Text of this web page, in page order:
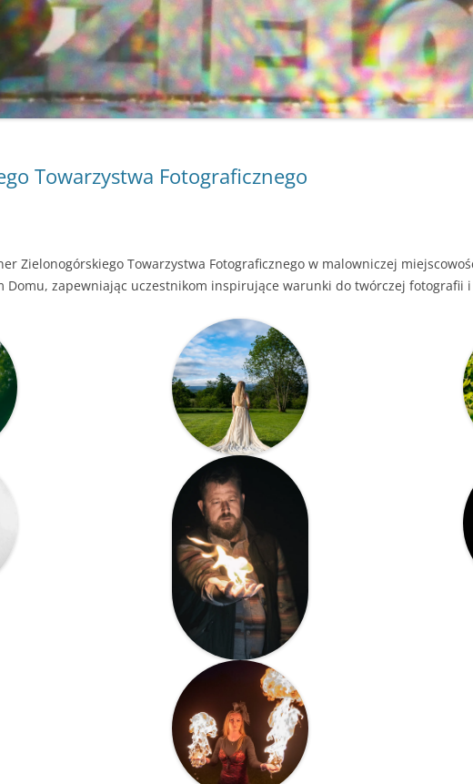
Towarzystwa Fotograficznego
Zielonogórskiego Towarzystwa Fotograficznego w malowniczej
Domu, zapewniając uczestnikom inspirujące warunki do twórczej fotografii